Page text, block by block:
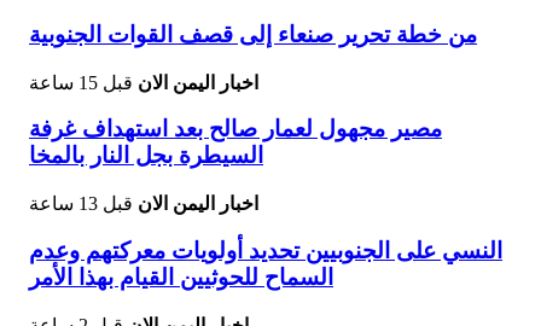
من خطة تحرير صنعاء إلى قصف القوات الجنوبية
اخبار اليمن الان قبل 15 ساعة
مصير مجهول لعمار صالح بعد استهداف غرفة
السيطرة بجل النار بالمخا
اخبار اليمن الان قبل 13 ساعة
النسي على الجنوبيين تحديد أولويات معركتهم وعدم
السماح للحوثيين القيام بهذا الأمر